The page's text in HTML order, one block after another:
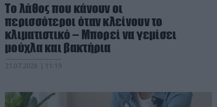
Το λάθος που κάνουν οι
περισσότεροι όταν κλείνουν το
κλιματιστικό – Μπορεί να γεμίσει
μούχλα και βακτήρια
21.07.2026 | 11:19